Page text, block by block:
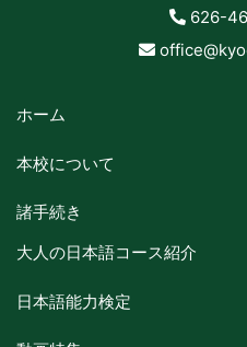
626-
ホーム
本校について
諸手続き
大人の日本語コース紹介
日本語能力検定